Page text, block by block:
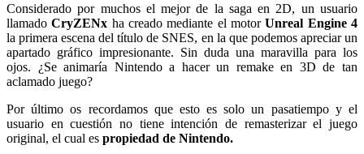
Considerado por muchos el mejor de la saga en 2D, un usuario
llamadoCryZENx ha creado mediante el motorUnreal Engine 4
la primera escena del título de SNES, en la que podemos apreciar un
apartado gráfico impresionante. Sin duda una maravilla para los
ojos. ¿Se animaría Nintendo a hacer un remake en 3D de tan
aclamado juego?
Por último os recordamos que esto es solo un pasatiempo y el
usuario en cuestión no tiene intención de remasterizar el juego
original, el cual es propiedad de Nintendo.